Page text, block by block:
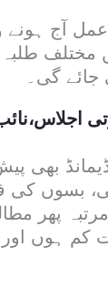
عمل آج
طلبہ
گی۔
چارٹر آف
بسوں
پھر
کم ہوں